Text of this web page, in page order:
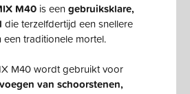
M40 is eengebruiksklare,
die terzelfdertijd een snellere
traditionele mortel.
M40 wordt gebruikt voor
van schoorstenen,